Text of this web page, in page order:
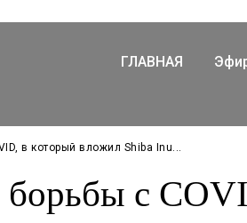
ГЛАВНАЯ
в который вложил Shiba Inu...
борьбы с